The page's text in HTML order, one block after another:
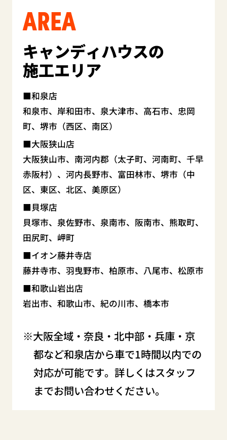
AREA
キャンディハウスの
施工エリア
和泉店
和泉市、岸和田市、泉大津市、高石市、忠岡
町、堺市（西区、南区）
大阪狭山店
大阪狭山市、南河内郡（太子町、河南町、千早
赤阪村）、河内長野市、富田林市、堺市（中
区、東区、北区、美原区）
貝塚店
貝塚市、泉佐野市、泉南市、阪南市、熊取町、
田尻町、岬町
イオン藤井寺店
藤井寺市、羽曳野市、柏原市、八尾市、松原市
和歌山岩出店
岩出市、和歌山市、紀の川市、橋本市
大阪全域・奈良・北中部・兵庫・京
都など和泉店から車で1時間以内での
対応が可能です。詳しくはスタッフ
までお問い合わせください。